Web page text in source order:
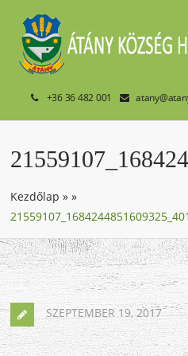
+36 36 482 001
Kezdőlap »»
SZEPTEMBER 19, 2017